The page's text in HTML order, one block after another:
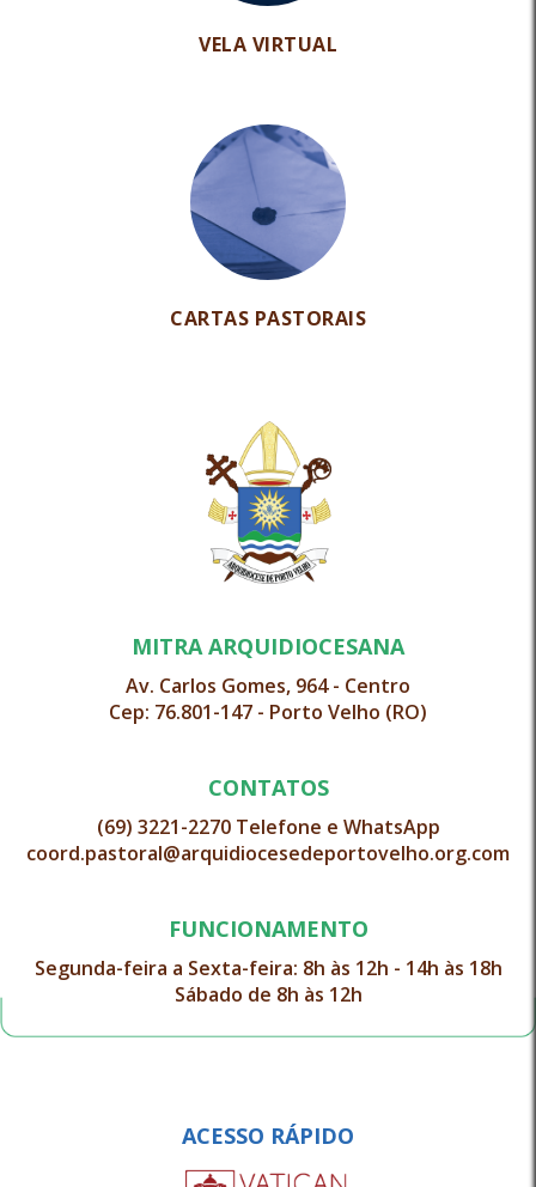
VELA VIRTUAL
CARTAS PASTORAIS
MITRA ARQUIDIOCESANA
Av. Carlos Gomes, 964 - Centro
Cep: 76.801-147 - Porto Velho (RO)
CONTATOS
(69) 3221-2270 Telefone e WhatsApp
coord.pastoral@arquidiocesedeportovelho.org.com
FUNCIONAMENTO
Segunda-feira a Sexta-feira: 8h às 12h - 14h às 18h
Sábado de 8h às 12h
ACESSO RÁPIDO